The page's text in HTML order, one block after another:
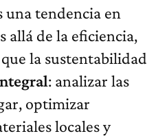
tendencia en
allá de la eficiencia,
la sustentabilidad
: analizar las
optimizar
locales y